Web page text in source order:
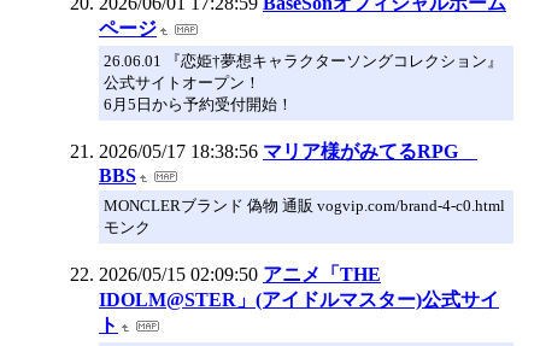
ページ
26.06.01 『恋姫†夢想キャラクターソングコレクション』
公式サイトオープン！
6月5日から予約受付開始！
2026/05/17 18:38:56 マリア様がみてるRPG
BBS
MONCLERブランド 偽物 通販 vogvip.com/brand-4-c0.html
モンク
2026/05/15 02:09:50 アニメ「THE
IDOLM@STER」(アイドルマスター)公式サイ
ト